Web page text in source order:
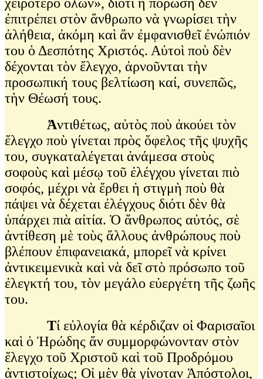
ἐπιτρέπει στὸν ἄνθρωπο νὰ γνωρίσει τὴν
ἀλήθεια, ἀκόμη καὶ ἄν ἐμφανισθεῖ ἐνώπιόν
του ὁ Δεσπότης Χριστός. Αὐτοὶ ποὺ δὲν
δέχονται τὸν ἔλεγχο, ἀρνοῦνται τὴν
προσωπική τους βελτίωση καί, συνεπῶς,
τὴν Θέωσή τους.
Ἀντιθέτως, αὐτὸς ποὺ ἀκούει τὸν
ἔλεγχο ποὺ γίνεται πρὸς ὄφελος τῆς ψυχῆς
του, συγκαταλέγεται ἀνάμεσα στοὺς
σοφοὺς καὶ μέσῳ τοῦ ἐλέγχου γίνεται πιὸ
σοφός, μέχρι νὰ ἔρθει ἡ στιγμὴ ποὺ θὰ
πάψει νὰ δέχεται ἐλέγχους διότι δὲν θὰ
ὑπάρχει πιὰ αἰτία. Ὁ ἄνθρωπος αὐτός, σὲ
ἀντίθεση μὲ τοὺς ἄλλους ἀνθρώπους ποὺ
βλέπουν ἐπιφανειακά, μπορεῖ νὰ κρίνει
ἀντικειμενικὰ καὶ νὰ δεῖ στὸ πρόσωπο τοῦ
ἐλεγκτή του, τὸν μεγάλο εὐεργέτη τῆς ζωῆς
του.
Τί εὐλογία θὰ κέρδιζαν οἱ Φαρισαῖοι
καὶ ὁ Ἡρώδης ἄν συμμορφώνονταν στὸν
ἔλεγχο τοῦ Χριστοῦ καὶ τοῦ Προδρόμου
ἀντιστοίχως; Οἱ μὲν θὰ γίνοταν Ἀπόστολοι,